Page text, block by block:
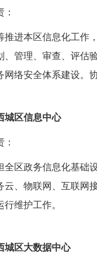
推进本区信息化工作
、管理、审查、评估
网络安全体系建设。
城区信息中心
全区政务信息化基础
云、物联网、互联网
行维护工作。
城区大数据中心